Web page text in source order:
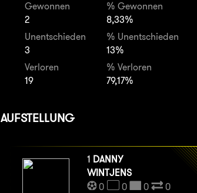
Gewonnen
2
% Gewonnen
8,33%
Unentschieden
3
% Unentschieden
13%
Verloren
19
% Verloren
79,17%
AUFSTELLUNG
1 DANNY
WINTJENS
0
0 0 0